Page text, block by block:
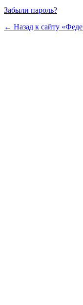
Забыли пароль?
← Назад к сайту